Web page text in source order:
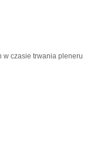
w czasie trwania pleneru